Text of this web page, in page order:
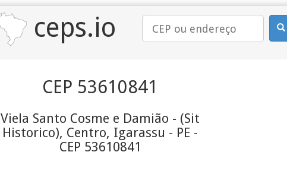
ceps.io
CEP 53610841
Viela Santo Cosme e Damião - (Sit
Historico), Centro, Igarassu - PE -
CEP 53610841